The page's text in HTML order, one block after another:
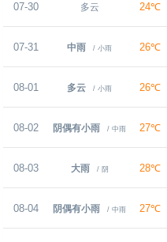
07-30 多云 24℃
07-31 中雨 / 小雨 26℃
08-01 多云 / 小雨 26℃
08-02 阴偶有小雨 / 中雨 27℃
08-03 大雨 / 阴 28℃
08-04 阴偶有小雨 / 中雨 27℃